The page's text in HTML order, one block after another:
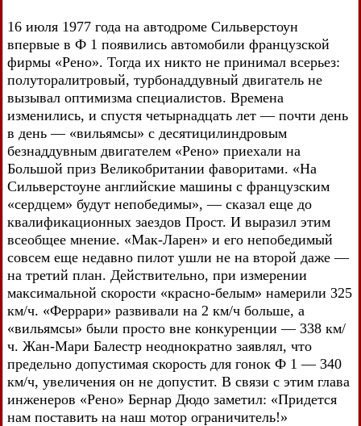
16 июля 1977 года на автодроме Сильверстоун
впервые в Ф 1 появились автомобили французской
фирмы «Рено». Тогда их никто не принимал всерьез:
полуторалитровый, турбонаддувный двигатель не
вызывал оптимизма специалистов. Времена
изменились, и спустя четырнадцать лет — почти день
в день — «вильямсы» с десятицилиндровым
безнаддувным двигателем «Рено» приехали на
Большой приз Великобритании фаворитами. «На
Сильверстоуне английские машины с французским
«сердцем» будут непобедимы», — сказал еще до
квалификационных заездов Прост. И выразил этим
всеобщее мнение. «Мак-Ларен» и его непобедимый
совсем еще недавно пилот ушли не на второй даже —
на третий план. Действительно, при измерении
максимальной скорости «красно-белым» намерили 325
км/ч. «Феррари» развивали на 2 км/ч больше, а
«вильямсы» были просто вне конкуренции — 338 км/
ч. Жан-Мари Балестр неоднократно заявлял, что
предельно допустимая скорость для гонок Ф 1 — 340
км/ч, увеличения он не допустит. В связи с этим глава
инженеров «Рено» Бернар Дюдо заметил: «Придется
нам поставить на наш мотор ограничитель!»